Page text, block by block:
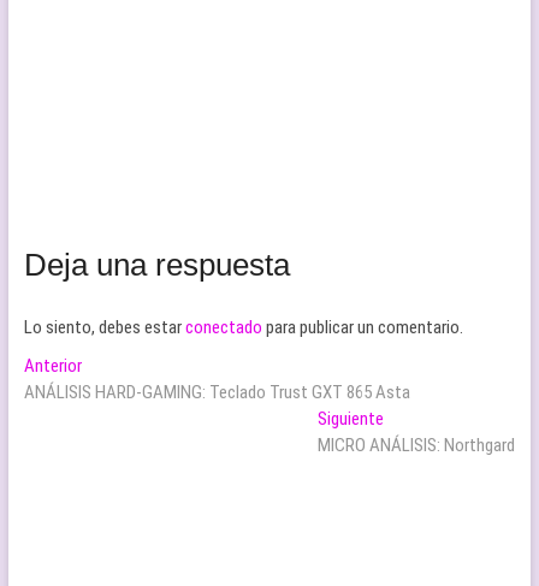
Deja una respuesta
Lo siento, debes estarconectado para publicar un comentario.
Navegación
de
AnteriorEntrada
anterior:
ANÁLISIS HARD-GAMING: Teclado Trust GXT 865 Asta
Siguiente
siguiente:
MICRO ANÁLISIS: Northgard